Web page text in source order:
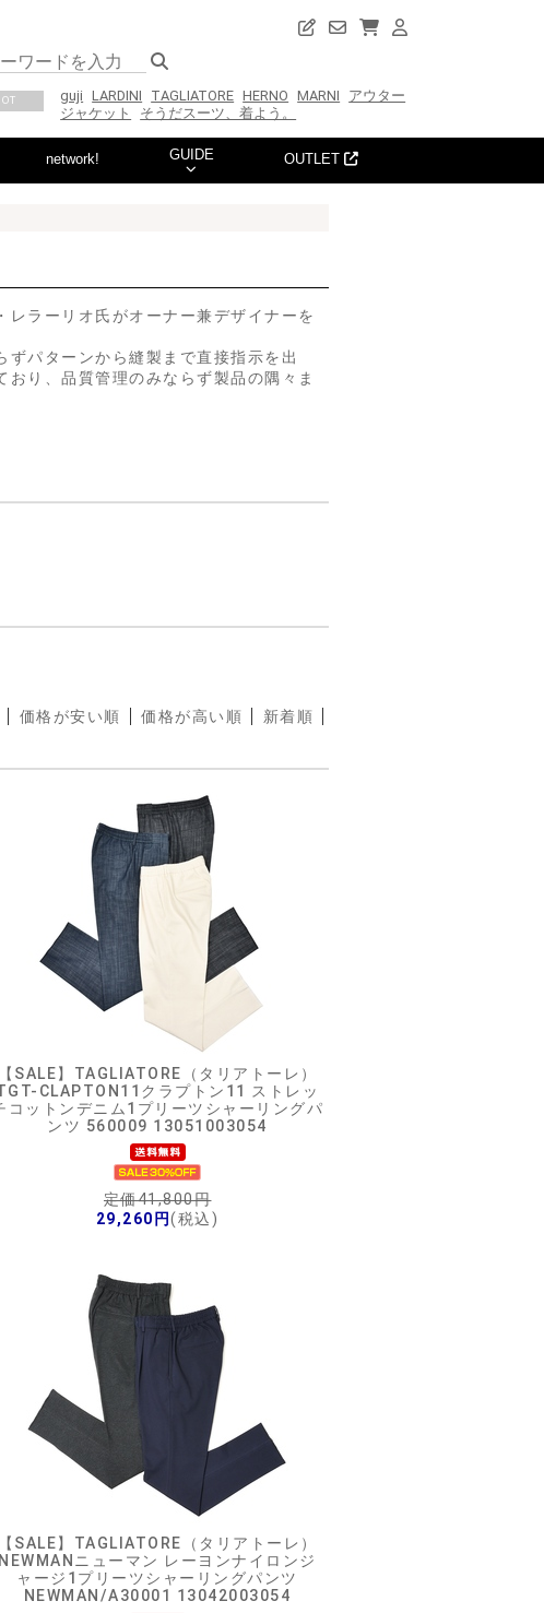
guji LARDINI TAGLIATORE HERNO MARNI
アウター
ジャケット
そうだスーツ、着よう。
network! GUIDE OUTLET
ラーリオ氏がオーナー兼デザイナーを
パターンから縫製まで直接指示を出
り、品質管理のみならず製品の隅々ま
価格が安い順 価格が高い順 新着順
【SALE】 TAGLIATORE（タリアトーレ）
CLAPTON11クラプトン11 ストレッ
コットンデニム1プリーツシャーリングパ
ンツ 560009 13051003054
定価41,800円
29,260円(税込)
【SALE】 TAGLIATORE（タリアトーレ）
NEWMANニューマン レーヨンナイロンジ
ャージ1プリーツシャーリングパンツ
NEWMAN/A30001 13042003054